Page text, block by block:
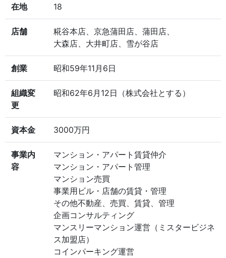
在地
18
店舗
糀谷本店、京急蒲田店、蒲田店、
大森店、大井町店、雪が谷店
創業 昭和59年11月6日
組織変
更
昭和62年6月12日（株式会社とする）
資本金 3000万円
事業内
容
マンション・アパート賃貸仲介
マンション・アパート管理
マンション売買
事業用ビル・店舗の賃貸・管理
その他不動産、売買、賃貸、管理
企画コンサルティング
マンスリーマンション運営（ミスタービジネ
ス加盟店）
コインパーキング運営